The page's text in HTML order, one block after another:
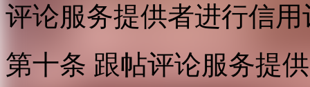
评论服务提供者进行信用
第十条 跟帖评论服务提